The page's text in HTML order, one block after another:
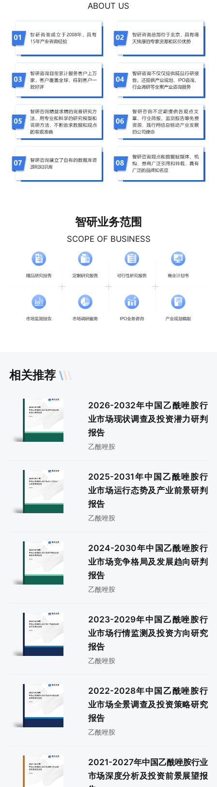
ABOUT US
智研业务范围
SCOPE OF BUSINESS
相关推荐
2026-2032年中国乙酰唑胺行
业市场现状调查及投资潜力研判
报告
乙酰唑胺
2025-2031年中国乙酰唑胺行
业市场运行态势及产业前景研判
报告
乙酰唑胺
2024-2030年中国乙酰唑胺行
业市场竞争格局及发展趋向研判
报告
乙酰唑胺
2023-2029年中国乙酰唑胺行
业市场行情监测及投资方向研究
报告
乙酰唑胺
2022-2028年中国乙酰唑胺行
业市场全景调查及投资策略研究
报告
乙酰唑胺
2021-2027年中国乙酰唑胺行业
市场深度分析及投资前景展望报